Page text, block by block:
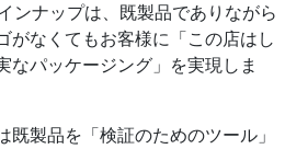
ンナップは、既製品でありながら
がなくてもお客様に「この店はし
パッケージング」を実現しま
製品を「検証のためのツール」